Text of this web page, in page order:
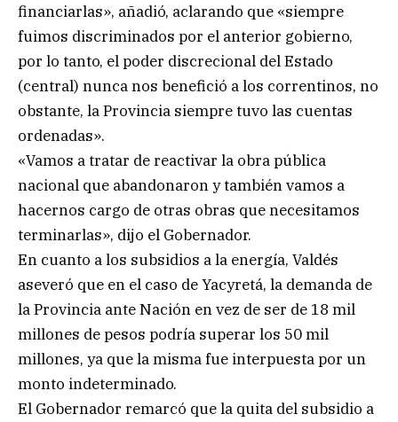
financiarlas», añadió, aclarando que «siempre
fuimos discriminados por el anterior gobierno,
por lo tanto, el poder discrecional del Estado
(central) nunca nos benefició a los correntinos, no
obstante, la Provincia siempre tuvo las cuentas
ordenadas».
«Vamos a tratar de reactivar la obra pública
nacional que abandonaron y también vamos a
hacernos cargo de otras obras que necesitamos
terminarlas», dijo el Gobernador.
En cuanto a los subsidios a la energía, Valdés
aseveró que en el caso de Yacyretá, la demanda de
la Provincia ante Nación en vez de ser de 18 mil
millones de pesos podría superar los 50 mil
millones, ya que la misma fue interpuesta por un
monto indeterminado.
El Gobernador remarcó que la quita del subsidio a